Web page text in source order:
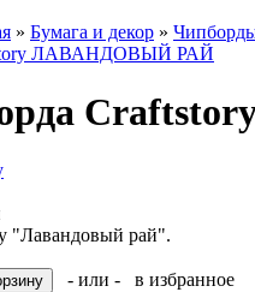
» Бумага и декор »
"Лавандовый рай".
- или -
в избранное